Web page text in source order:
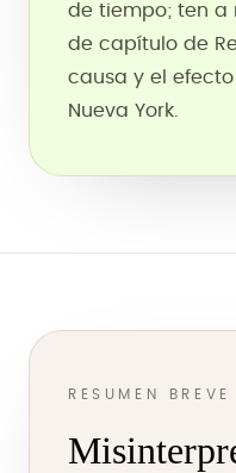
de tiempo; ten a
de capítulo de
causa y el
Nueva York.
RESUMEN BREVE